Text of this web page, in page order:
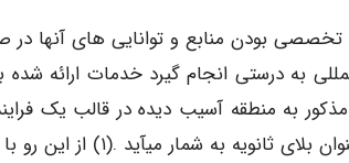
تخصصی بودن منابع و توانایی های آنها
به درستی انجام گیرد خدمات ارائه شده به
به منطقه آسیب دیده در قالب یک
ایجاد هرج و مرج و سردرگمی